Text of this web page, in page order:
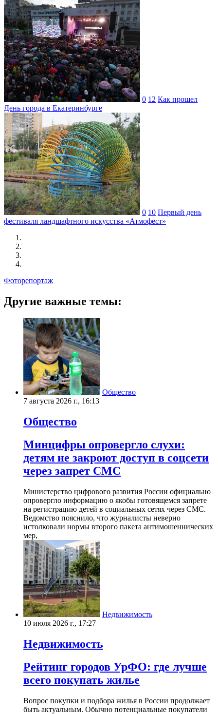
0 12 Как прошел
День города в Екатеринбурге
0 10 Первый день
фестиваля ландшафтного искусства «Атмофест»
Фоторепортаж
Другие важные темы:
Общество
7 августа 2026 г., 16:13
Общество
Минцифры опровергло слухи:
детям не закроют доступ в соцсети
через запрет СМС
Министерство цифрового развития России официально
опровергло информацию о якобы готовящемся запрете
на регистрацию детей в социальных сетях через СМС.
Ведомство пояснило, что журналисты неверно
истолковали нормы второго пакета антимошеннических
мер,
Недвижимость
10 июля 2026 г., 17:27
Недвижимость
Рейтинг городов УрФО: где лучше
всего покупать жилье
Вопрос покупки и подбора жилья в России продолжает
быть актуальным. Обычно потенциальные покупатели